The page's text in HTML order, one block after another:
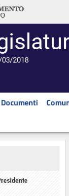
2018
Documenti